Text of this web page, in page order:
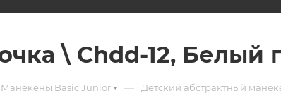
\ Chdd-12, Белый
Манекены Basic Junior — Детский абстрактный